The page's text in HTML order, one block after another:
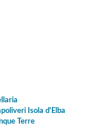
Isola d'Elba
Terre